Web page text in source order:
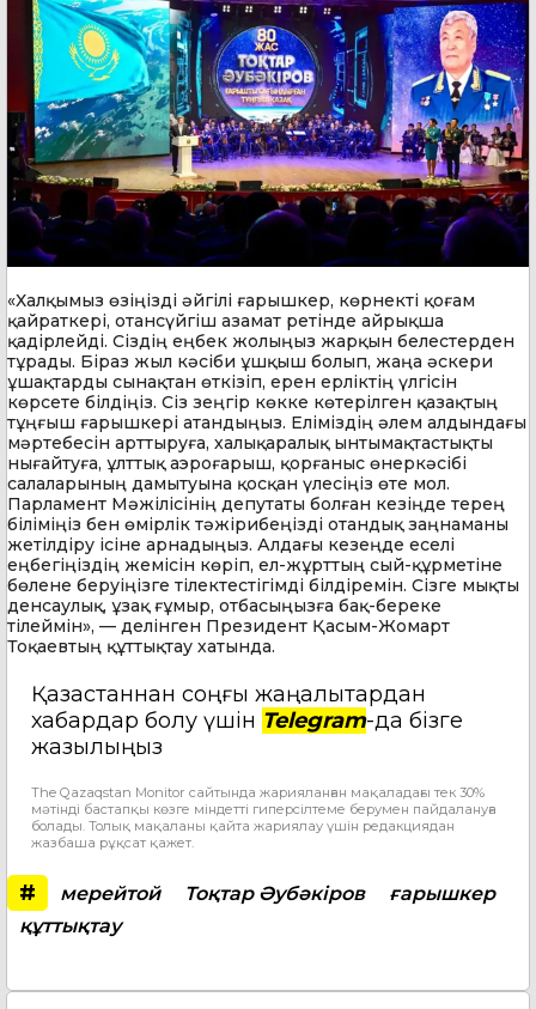
«Халқымыз өзіңізді әйгілі ғарышкер, көрнекті қоғам
қайраткері, отансүйгіш азамат ретінде айрықша
қадірлейді. Сіздің еңбек жолыңыз жарқын белестерден
тұрады. Біраз жыл кәсіби ұшқыш болып, жаңа әскери
ұшақтарды сынақтан өткізіп, ерен ерліктің үлгісін
көрсете білдіңіз. Сіз зеңгір көкке көтерілген қазақтың
тұңғыш ғарышкері атандыңыз. Еліміздің әлем алдындағы
мәртебесін арттыруға, халықаралық ынтымақтастықты
нығайтуға, ұлттық аэроғарыш, қорғаныс өнеркәсібі
салаларының дамытуына қосқан үлесіңіз өте мол.
Парламент Мәжілісінің депутаты болған кезіңде терең
біліміңіз бен өмірлік тәжірибеңізді отандық заңнаманы
жетілдіру ісіне арнадыңыз. Алдағы кезеңде еселі
еңбегіңіздің жемісін көріп, ел-жұрттың сый-құрметіне
бөлене беруіңізге тілектестігімді білдіремін. Сізге мықты
денсаулық, ұзақ ғұмыр, отбасыңызға бақ-береке
тілеймін», — делінген Президент Қасым-Жомарт
Тоқаевтың құттықтау хатында.
Қазақстаннан соңғы жаңалықтардан
хабардар болу үшін Telegram-да бізге
жазылыңыз
The Qazaqstan Monitor сайтында жарияланған мақаладағы тек 30%
мәтінді бастапқы көзге міндетті гиперсілтеме берумен пайдалануға
болады. Толық мақаланы қайта жариялау үшін редакциядан
жазбаша рұқсат қажет.
# мерейтой Тоқтар Әубәкіров
ғарышкер
құттықтау